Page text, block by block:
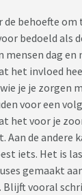
de behoefte om
bedoeld als
dag en
het invloed
je je zorgen
voor een
het voor je
de andere
iets. Het is
gemaakt
vooral